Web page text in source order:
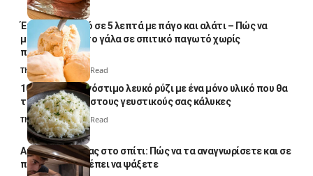
Έτοιμο παγωτό σε 5 λεπτά με πάγο και αλάτι – Πώς να
μετατρέψετε το γάλα σε σπιτικό παγωτό χωρίς
παγωτομηχανή
Thali Ombre 4 Min Read
10 φορές ποιο νόστιμο λευκό ρύζι με ένα μόνο υλικό που θα
το απογειώσει στους γευστικούς σας κάλυκες
Thali Ombre4 Min Read
Αυγά κατσαρίδας στο σπίτι: Πώς να τα αναγνωρίσετε και σε
ποια σημεία πρέπει να ψάξετε